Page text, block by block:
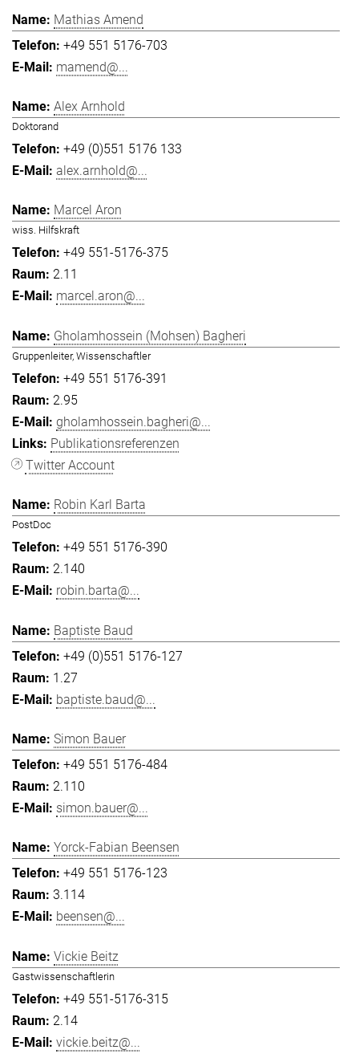
Mathias Amend
+49 551 5176-703
mamend@...
Alex Arnhold
Doktorand
+49 (0)551 5176 133
alex.arnhold@...
Marcel Aron
wiss. Hilfskraft
+49 551-5176-375
2.11
marcel.aron@...
Gholamhossein (Mohsen) Bagheri
Gruppenleiter, Wissenschaftler
+49 551 5176-391
2.95
gholamhossein.bagheri@...
Publikationsreferenzen
Twitter Account
Robin Karl Barta
PostDoc
+49 551 5176-390
2.140
robin.barta@...
Baptiste Baud
+49 (0)551 5176-127
1.27
baptiste.baud@...
Simon Bauer
+49 551 5176-484
2.110
simon.bauer@...
Yorck-Fabian Beensen
+49 551 5176-123
3.114
beensen@...
Vickie Beitz
Gastwissenschaftlerin
+49 551-5176-315
2.14
vickie.beitz@...